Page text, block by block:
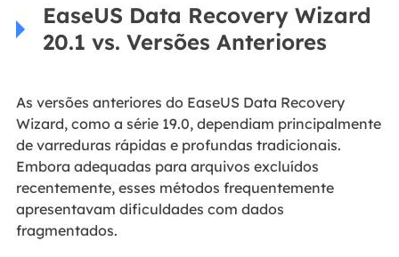
EaseUS Data Recovery Wizard
20.1 vs. Versões Anteriores
As versões anteriores do EaseUS Data Recovery
Wizard, como a série 19.0, dependiam principalmente
de varreduras rápidas e profundas tradicionais.
Embora adequadas para arquivos excluídos
recentemente, esses métodos frequentemente
apresentavam dificuldades com dados
fragmentados.